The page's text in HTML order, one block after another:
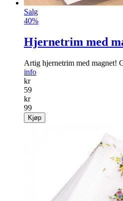
Salg
40%
Hjernetrim med
Artig hjernetrim med magnet!
info
kr
59
kr
99
Kjøp